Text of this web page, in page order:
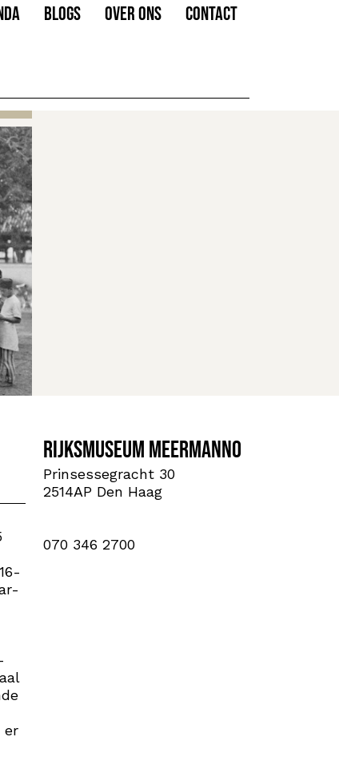
BLOGS OVER ONS CONTACT
er
Rijksmuseum Meermanno
Prinsessegracht 30
2514AP Den Haag
070 346 2700